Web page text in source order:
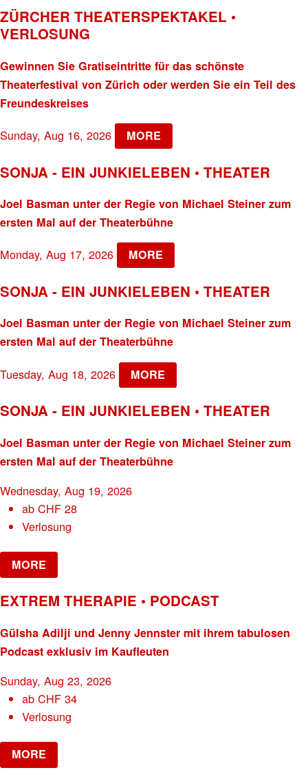
ZÜRCHER THEATERSPEKTAKEL •
VERLOSUNG
Gewinnen Sie Gratiseintritte für das schönste
Theaterfestival von Zürich oder werden Sie ein Teil des
Freundeskreises
Sunday, Aug 16, 2026 MORE
SONJA - EIN JUNKIELEBEN • THEATER
Joel Basman unter der Regie von Michael Steiner zum
ersten Mal auf der Theaterbühne
Monday, Aug 17, 2026 MORE
SONJA - EIN JUNKIELEBEN • THEATER
Joel Basman unter der Regie von Michael Steiner zum
ersten Mal auf der Theaterbühne
Tuesday, Aug 18, 2026 MORE
SONJA - EIN JUNKIELEBEN • THEATER
Joel Basman unter der Regie von Michael Steiner zum
ersten Mal auf der Theaterbühne
Wednesday, Aug 19, 2026
abCHF 28
Verlosung
MORE
EXTREM THERAPIE • PODCAST
Gülsha Adilji und Jenny Jennster mit ihrem tabulosen
Podcast exklusiv im Kaufleuten
Sunday, Aug 23, 2026
abCHF 34
Verlosung
MORE